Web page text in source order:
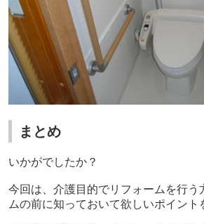
まとめ
いかがでしたか？
今回は、介護目的でリフォームを行う
ムの前に知っておいて欲しいポイント